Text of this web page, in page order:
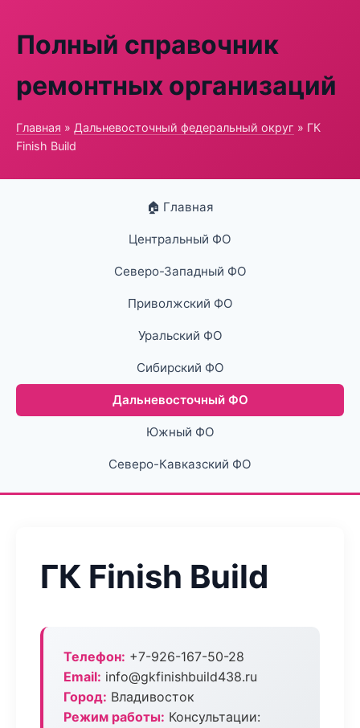
Полный справочник
ремонтных организаций
Главная » Дальневосточный федеральный округ » ГК
Finish Build
🏠 Главная
Центральный ФО
Северо-Западный ФО
Приволжский ФО
Уральский ФО
Сибирский ФО
Дальневосточный ФО
Южный ФО
Северо-Кавказский ФО
ГК Finish Build
Телефон: +7-926-167-50-28
Email: info@gkfinishbuild438.ru
Город: Владивосток
Режим работы: Консультации: